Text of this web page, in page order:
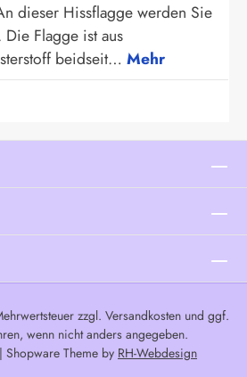
dieser Hissflagge werden Sie
Flagge ist aus
beidseit… Mehr
zzgl. Versandkostenund ggf.
wenn nicht anders angegeben.
Theme by RH-Webdesign